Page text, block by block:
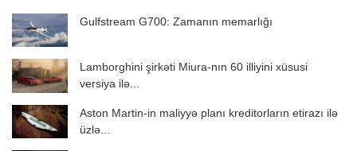
Gulfstream G700: Zamanın memarlığı
Lamborghini şirkəti Miura-nın 60 illiyini xüsusi
versiya ilə...
Aston Martin-in maliyyə planı kreditorların etirazı ilə
üzlə...